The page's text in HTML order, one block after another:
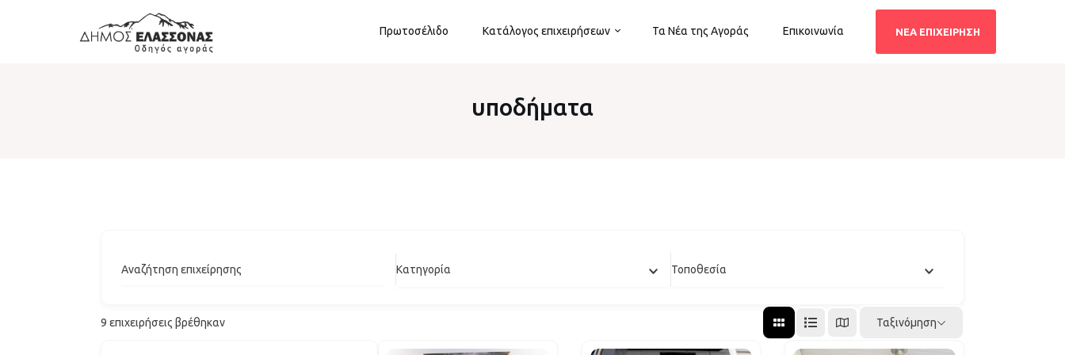
Πρωτοσέλιδο Κατάλογος επιχειρήσεων Τα Νέα της Αγοράς Επικοινωνία ΝΕΑ ΕΠΙΧΕΙΡΗΣΗ
υποδήματα
Αναζήτηση επιχείρησης Κατηγορία Τοποθεσία
9 επιχειρήσεις βρέθηκαν Ταξινόμηση